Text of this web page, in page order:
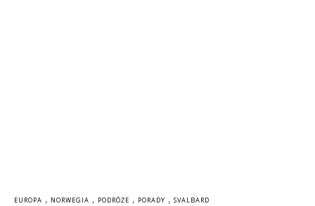
EUROPA , NORWEGIA , PODRÓŻE , PORADY , SVALBARD